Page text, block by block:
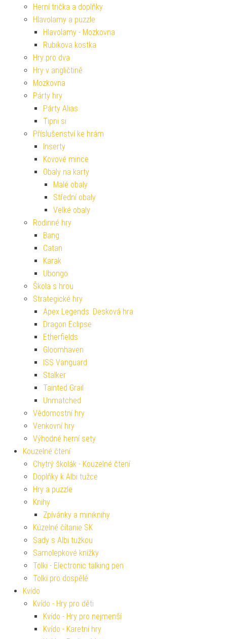
Herní trička a doplňky
Hlavolamy a puzzle
Hlavolamy - Mozkovna
Rubikova kostka
Hry pro dva
Hry v angličtině
Mozkovna
Párty hry
Párty Alias
Tipni si
Příslušenství ke hrám
Inserty
Kovové mince
Obaly na karty
Malé obaly
Střední obaly
Velké obaly
Rodinné hry
Bang
Catan
Karak
Ubongo
Škola s hrou
Strategické hry
Apex Legends: Desková hra
Dragon Eclipse
Etherfields
Gloomhaven
ISS Vanguard
Stalker
Tainted Grail
Unmatched
Vědomostní hry
Venkovní hry
Výhodné herní sety
Kouzelné čtení
Chytrý školák - Kouzelné čtení
Doplňky k Albi tužce
Hry a puzzle
Knihy
Zpívánky a miniknihy
Kúzelné čítanie SK
Sady s Albi tužkou
Samolepkové knížky
Tolki - Electronic talking pen
Tolki pro dospělé
Kvído
Kvído - Hry pro děti
Kvído - Hry pro nejmenší
Kvído - Karetní hry